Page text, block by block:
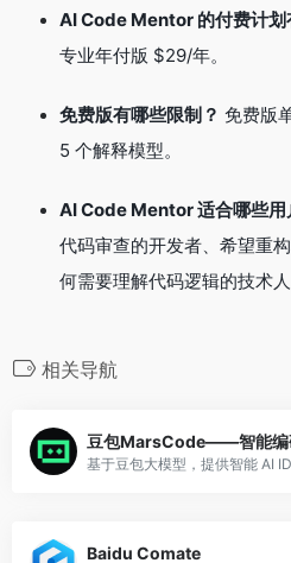
AI Code Mentor 的付费计划
专业年付版 $29/年。
免费版有哪些限制？ 免费版
5 个解释模型。
AI Code Mentor 适合哪些用
代码审查的开发者、希望重
何需要理解代码逻辑的技术人
相关导航
豆包MarsCode——智能编
Baidu Comate